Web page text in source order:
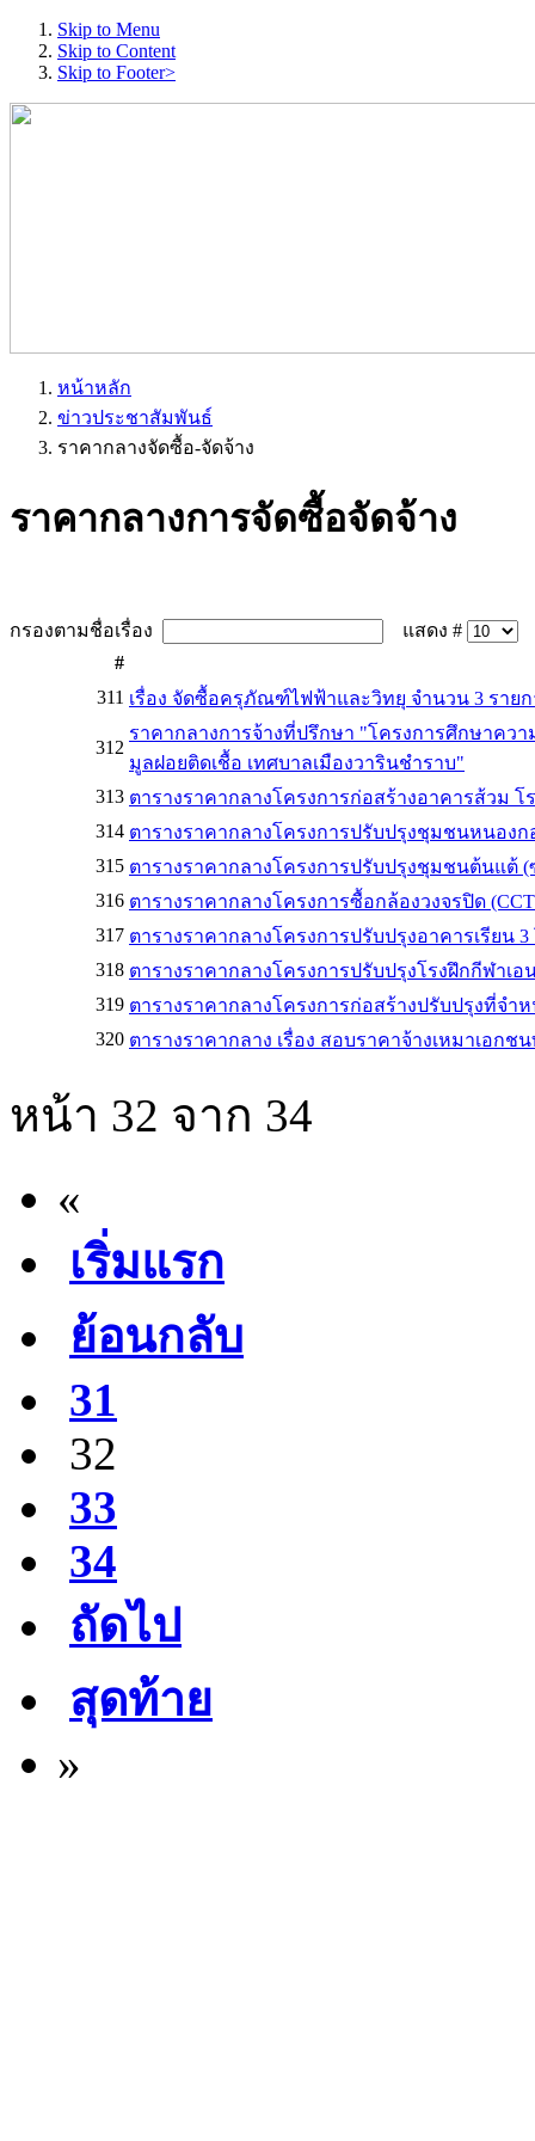
Skip to Menu
Skip to Content
Skip to Footer>
หน้าหลัก
ข่าวประชาสัมพันธ์
ราคากลางจัดซื้อ-จัดจ้าง
ราคากลางการจัดซื้อจัดจ้าง
กรองตามชื่อเรื่อง
แสดง #
#
311 เรื่อง จัดซื้อครุภัณฑ์ไฟฟ้าและวิทยุ จำนวน 3 รายก
312
ราคากลางการจ้างที่ปรึกษา "โครงการศึกษาคว
มูลฝอยติดเชื้อ เทศบาลเมืองวารินชำราบ"
313 ตารางราคากลางโครงการก่อสร้างอาคารส้วม
314 ตารางราคากลางโครงการปรับปรุงชุมชนหนอง
315 ตารางราคากลางโครงการปรับปรุงชุมชนต้นแ
316 ตารางราคากลางโครงการซื้อกล้องวงจรปิด
317 ตารางราคากลางโครงการปรับปรุงอาคารเรียน
318 ตารางราคากลางโครงการปรับปรุงโรงฝึกกีฬา
319 ตารางราคากลางโครงการก่อสร้างปรับปรุงที่จ
320 ตารางราคากลาง เรื่อง สอบราคาจ้างเหมาเอก
หน้า 32 จาก 34
«
เริ่มแรก
ย้อนกลับ
31
32
33
34
ถัดไป
สุดท้าย
»